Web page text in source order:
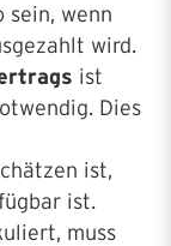
sein, wenn
wird.
ist
Dies
ist,
ist.
muss